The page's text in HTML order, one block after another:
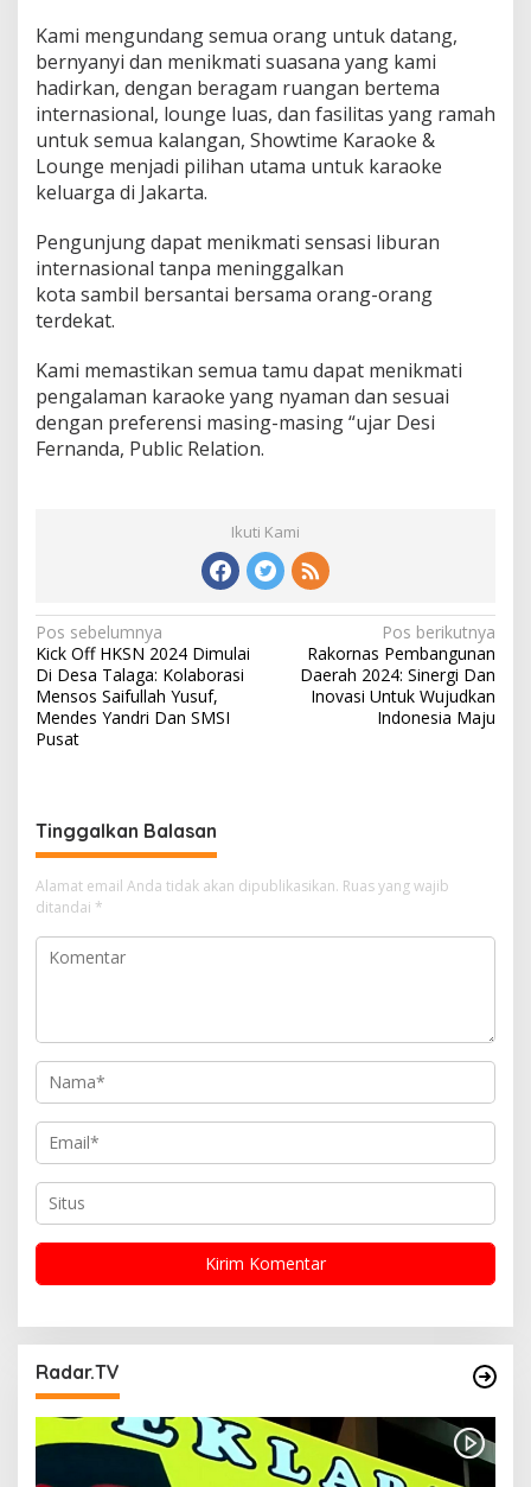
Kami mengundang semua orang untuk datang,
bernyanyi dan menikmati suasana yang kami
hadirkan, dengan beragam ruangan bertema
internasional, lounge luas, dan fasilitas yang ramah
untuk semua kalangan, Showtime Karaoke &
Lounge menjadi pilihan utama untuk karaoke
keluarga di Jakarta.
Pengunjung dapat menikmati sensasi liburan
internasional tanpa meninggalkan
kota sambil bersantai bersama orang-orang
terdekat.
Kami memastikan semua tamu dapat menikmati
pengalaman karaoke yang nyaman dan sesuai
dengan preferensi masing-masing “ujar Desi
Fernanda, Public Relation.
Ikuti Kami
N
a
v
i
s
i
p
o
s
Pos sebelumnya
Kick Off HKSN 2024 Dimulai
Di Desa Talaga: Kolaborasi
Mensos Saifullah Yusuf,
Mendes Yandri Dan SMSI
Pusat
Pos berikutnya
Rakornas Pembangunan
Daerah 2024: Sinergi Dan
Inovasi Untuk Wujudkan
Indonesia Maju
Tinggalkan Balasan
Alamat email Anda tidak akan dipublikasikan. Ruas yang wajib
ditandai *
Radar.TV